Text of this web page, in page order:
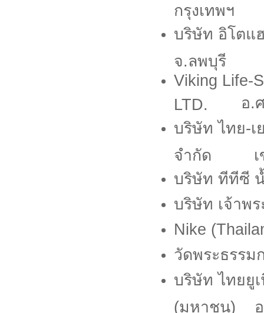
กรุงเทพฯ
บริษัท อิโต
จ.ลพบุรี
Viking Life-
LTD. อ.
บริษัท ไทย-เ
จำกัด เขต
บริษัท ทีทีซี
บริษัท เจ้าพ
Nike
วัดพระธรร
บริษัท ไทยยู
(มหาชน) อ.